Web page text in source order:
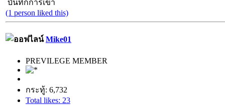
บันทึกการเข้า
(1 person liked this)
Mike01
PREVILEGE MEMBER
กระทู้: 6,732
Total likes: 23